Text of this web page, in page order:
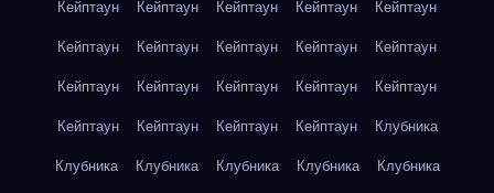
Кейптаун
Кейптаун Кейптаун Кейптаун
Кейптаун
Кейптаун
Кейптаун Кейптаун Кейптаун
Кейптаун
Кейптаун
Кейптаун Кейптаун Кейптаун
Кейптаун
Кейптаун
Кейптаун Кейптаун Кейптаун
Клубника
Клубника
Клубника Клубника Клубника
Клубника